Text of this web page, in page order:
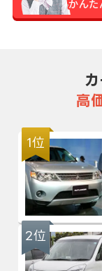
高
1位
2位